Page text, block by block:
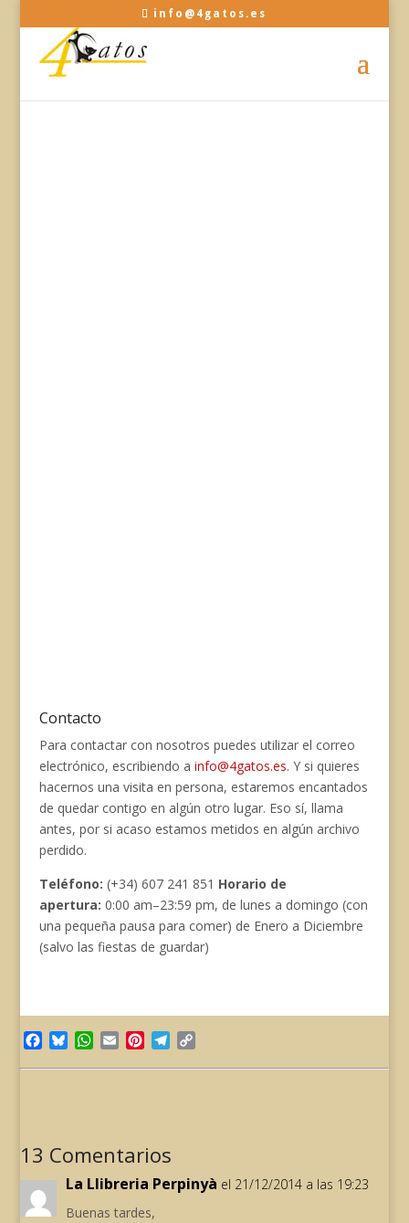
info@4gatos.es
Contacto
Para contactar con nosotros puedes utilizar el correo
electrónico, escribiendo a info@4gatos.es. Y si quieres
hacernos una visita en persona, estaremos encantados
de quedar contigo en algún otro lugar. Eso sí, llama
antes, por si acaso estamos metidos en algún archivo
perdido.
Teléfono: (+34) 607 241 851 Horario de
apertura: 0:00 am–23:59 pm, de lunes a domingo (con
una pequeña pausa para comer) de Enero a Diciembre
(salvo las fiestas de guardar)
Facebook
BlueskyWhatsApp
EmailPinterestTelegram
13 Comentarios
La Llibreria Perpinyà el 21/12/2014 a las 19:23
Buenas tardes,